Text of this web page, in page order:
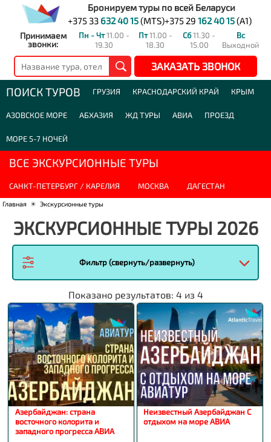
Бронируем туры по всей Беларуси
+375 33 632 40 15(MTS)+375 29 162 40 15(A1)
Принимаем
звонки:
Пн - Чт11.00 -
19.30
Пт11.00 -
18.30
Сб11.30 -
15.00
Вс
Выходной
ЗАКАЗАТЬ ЗВОНОК
ПОИСК ТУРОВ ГРУЗИЯ КРАСНОДАРСКИЙ КРАЙ КРЫМ
АЗОВСКОЕ МОРЕ АБХАЗИЯ ЖД ТУРЫ АВИА ПРОЕЗД
МОРЕ 5-7 НОЧЕЙ
ВСЕ ЭКСКУРСИОННЫЕ ТУРЫ
САНКТ-ПЕТЕРБУРГ / КАРЕЛИЯ МОСКВА ДАГЕСТАН
Главная ☀ Экскурсионные туры
ЭКСКУРСИОННЫЕ ТУРЫ 2026
Фильтр (свернуть/развернуть)
Показано результатов: 4из 4
Азербайджан: страна
восточного колорита и
западного прогресса АВИА
Неизвестный Азербайджан С
отдыхом на море АВИА